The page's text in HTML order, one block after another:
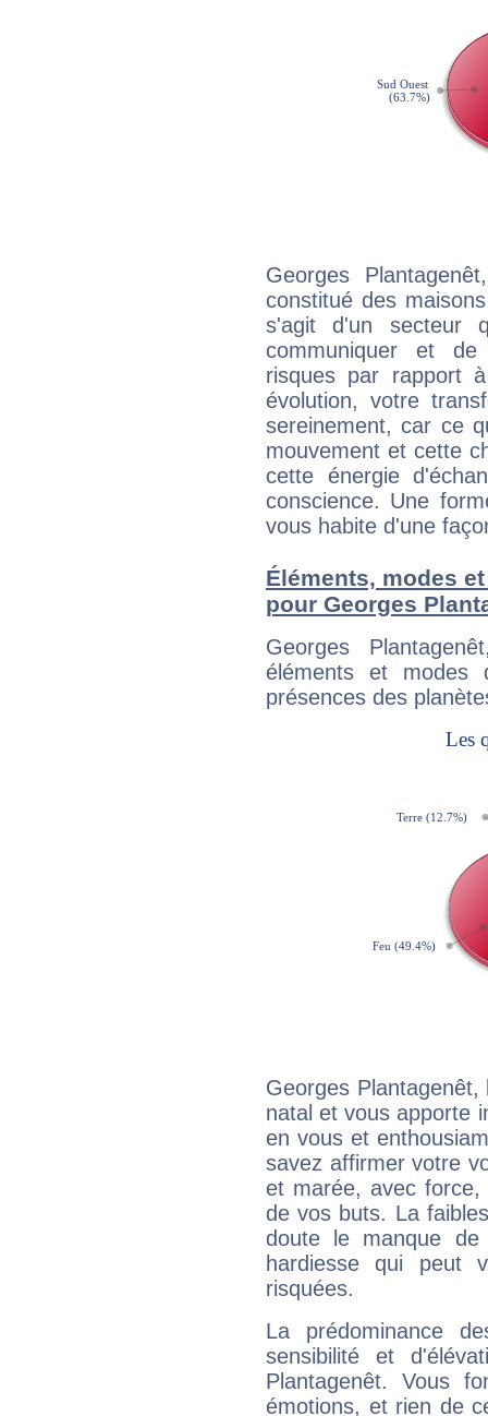
Georges
constitué des
s'agit d'un secteur
communiquer et
risques par rapport
évolution, votre
sereinement, car ce
mouvement et cette
cette énergie
conscience. Une
vous habite d'une
Éléments, modes
pour Georges
Georges
éléments et modes
présences des
Georges
natal et vous apporte
en vous et
savez affirmer votre
et marée, avec
de vos buts. La
doute le manque
hardiesse qui peut
risquées.
La prédominance
sensibilité et
Plantagenêt. Vous
émotions, et rien de